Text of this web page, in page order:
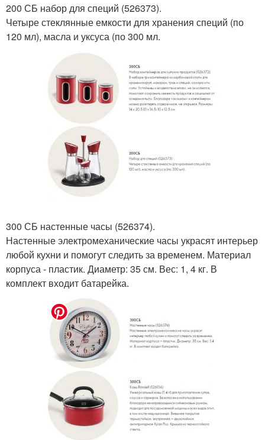
200 СБ набор для специй (526373).
Четыре стеклянные емкости для хранения специй (по
120 мл), масла и уксуса (по 300 мл.
300 СБ настенные часы (526374).
Настенные электромеханические часы украсят интерьер
любой кухни и помогут следить за временем. Материал
корпуса - пластик. Диаметр: 35 см. Вес: 1, 4 кг. В
комплект входит батарейка.